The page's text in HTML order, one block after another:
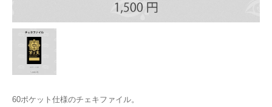
60ポケット仕様のチェキファイル。